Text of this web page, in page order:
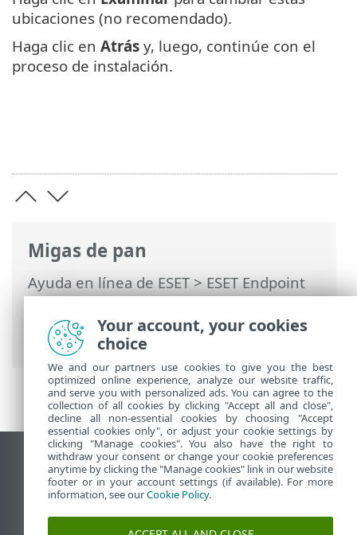
Migas de pan
Ayuda en línea de ESET>ESET Endpoint
Security>Instalación/Actualización>
Instalación (.exe)> Cambiar la carpeta de
instalación (.exe)
ubicaciones (no recomendado).
Haga clic en Atrás y, luego, continúe con el
proceso de instalación.
Ver sitio del escritorio
End of Life
Base de conocimiento de ESET
Foro de ESET
Your account, your cookies
choice
We and our partners use cookies to give you the best
optimized online experience, analyze our website traffic,
and serve you with personalized ads. You can agree to the
collection of all cookies by clicking "Accept all and close",
decline all non-essential cookies by choosing "Accept
essential cookies only", or adjust your cookie settings by
clicking "Manage cookies". You also have the right to
withdraw your consent or change your cookie preferences
anytime by clicking the "Manage cookies" link in our website
footer or in your account settings (if available). For more
information, see ourCookie Policy.